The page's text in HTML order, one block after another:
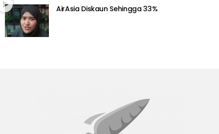
AirAsia Diskaun Sehingga 33%